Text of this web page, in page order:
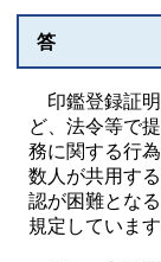
答
印鑑登録証明
ど、法令等で
務に関する行
数人が共用す
認が困難とな
規定しています